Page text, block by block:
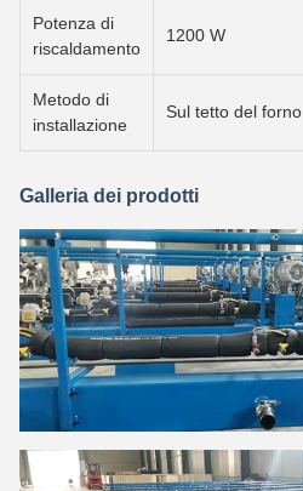
Potenza di
riscaldamento
1200 W
Metodo di
installazione
Sul tetto del forno
Galleria dei prodotti